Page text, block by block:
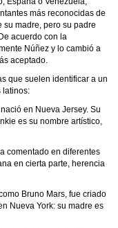
más reconocidas de
su madre, pero su padre
acuerdo con la
Núñez y lo cambió a
aceptado.
que suelen identificar a un
latinos:
en Nueva Jersey. Su
es su nombre artístico,
comentado en diferentes
en cierta parte, herencia
Bruno Mars, fue criado
Nueva York: su madre es